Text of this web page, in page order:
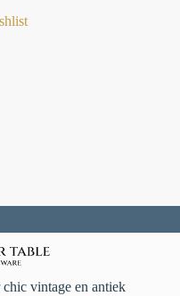
vintage en antiek